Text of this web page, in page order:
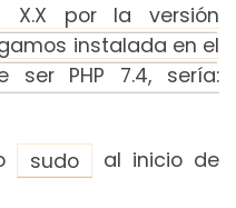
X.X por la versión
instalada en el
ser PHP 7.4, sería:
sudo
al inicio de